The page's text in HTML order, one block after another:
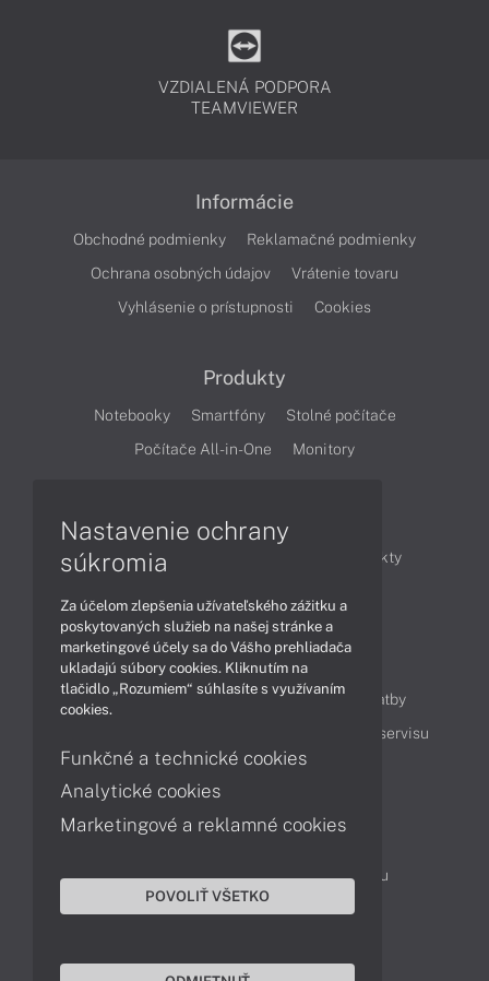
VZDIALENÁ PODPORA
TEAMVIEWER
Informácie
Obchodné podmienky
Reklamačné podmienky
Ochrana osobných údajov
Vrátenie tovaru
Vyhlásenie o prístupnosti
Cookies
Produkty
Notebooky Smartfóny
Stolné počítače
Počítače All-in-One
Monitory
Články
Obchodné informácie
Produkty
Obsah
Ako nakupovať
Možnosti doručenia a platby
Cenník servisu
Kontakty
Servisné oddelenie
Reklamácia tovaru
Nastavenie ochrany
súkromia
Za účelom zlepšenia užívateľského zážitku a
poskytovaných služieb na našej stránke a
marketingové účely sa do Vášho prehliadača
ukladajú súbory cookies. Kliknutím na
tlačidlo „Rozumiem“ súhlasíte s využívaním
cookies.
Funkčné a technické cookies
Analytické cookies
Marketingové a reklamné cookies
POVOLIŤ VŠETKO